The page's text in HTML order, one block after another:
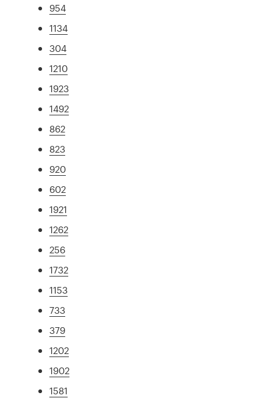
954
1134
304
1210
1923
1492
862
823
920
602
1921
1262
256
1732
1153
733
379
1202
1902
1581